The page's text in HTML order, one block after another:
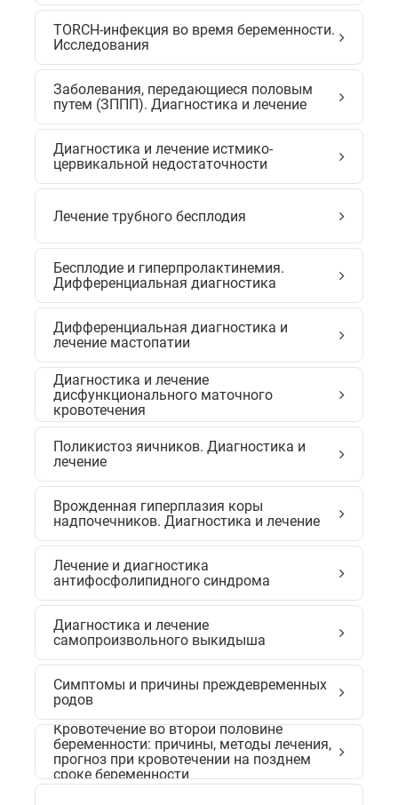
TORCH-инфекция во время беременности.
Исследования
Заболевания, передающиеся половым
путем (ЗППП). Диагностика и лечение
Диагностика и лечение истмико-
цервикальной недостаточности
Лечение трубного бесплодия
Бесплодие и гиперпролактинемия.
Дифференциальная диагностика
Дифференциальная диагностика и
лечение мастопатии
Диагностика и лечение
дисфункционального маточного
кровотечения
Поликистоз яичников. Диагностика и
лечение
Врожденная гиперплазия коры
надпочечников. Диагностика и лечение
Лечение и диагностика
антифосфолипидного синдрома
Диагностика и лечение
самопроизвольного выкидыша
Симптомы и причины преждевременных
родов
Кровотечение во второй половине
беременности: причины, методы лечения,
прогноз при кровотечении на позднем
сроке беременности